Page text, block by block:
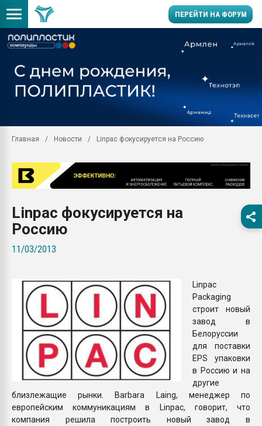
ПЕРЕЙТИ НА ФОРУМ
заводу пластмасс"
Помощь в подборе
Вакуум-формовочные
Подмосковье, Москва
первый план в
бутылок
ПЕРЕЙТИ НА
Главная Новости Linpac фокусируется на Россию
Linpac фокусируется на
Россию
11/03/2013
Linpac
Packaging
строит новый
завод в
Белоруссии
для поставки
EPS упаковки
в Россию и на
другие
близлежащие рынки. Barbara Laing, менеджер по
европейским коммуникациям в Linpac, говорит, что
компания решила построить новый завод в